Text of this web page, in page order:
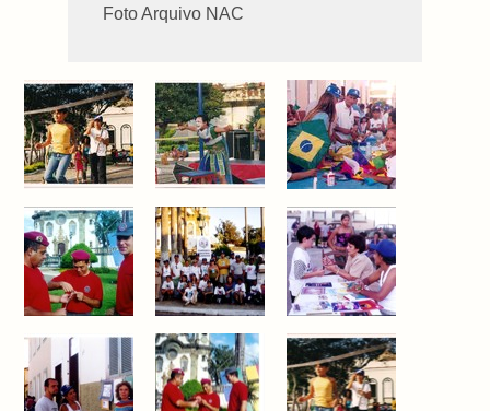
Foto Arquivo NAC